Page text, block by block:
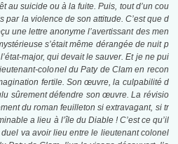
au suicide ou à la fuite. Puis, tout d’un cou
par la violence de son attitude. C’est que d
une lettre anonyme l’avertissant des men
s’était même dérangée de nuit p
major, qui devait le sauver. Et je ne pui
colonel du Paty de Clam en recon
fertile. Son œuvre, la culpabilité d
sûrement défendre son œuvre. La révisio
du roman feuilleton si extravagant, si tr
a lieu à l’île du Diable ! C’est ce qu’il
va avoir lieu entre le lieutenant colonel